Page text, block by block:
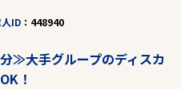
ID 448940
≫大手グループのディスカ
！